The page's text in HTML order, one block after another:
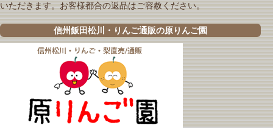
いただきます。お客様都合の返品はご容赦ください。
信州飯田松川・りんご通販の原りんご園